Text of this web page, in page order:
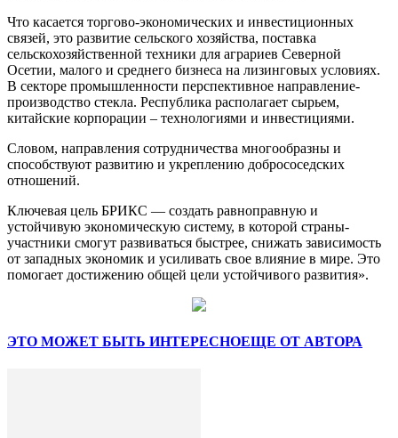
Что касается торгово-экономических и инвестиционных
связей, это развитие сельского хозяйства, поставка
сельскохозяйственной техники для аграриев Северной
Осетии, малого и среднего бизнеса на лизинговых условиях.
В секторе промышленности перспективное направление-
производство стекла. Республика располагает сырьем,
китайские корпорации – технологиями и инвестициями.
Словом, направления сотрудничества многообразны и
способствуют развитию и укреплению добрососедских
отношений.
Ключевая цель БРИКС — создать равноправную и
устойчивую экономическую систему, в которой страны-
участники смогут развиваться быстрее, снижать зависимость
от западных экономик и усиливать свое влияние в мире. Это
помогает достижению общей цели устойчивого развития».
ЭТО МОЖЕТ БЫТЬ ИНТЕРЕСНОЕЩЕ ОТ АВТОРА